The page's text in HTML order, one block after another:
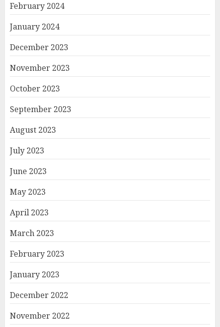
February 2024
January 2024
December 2023
November 2023
October 2023
September 2023
August 2023
July 2023
June 2023
May 2023
April 2023
March 2023
February 2023
January 2023
December 2022
November 2022